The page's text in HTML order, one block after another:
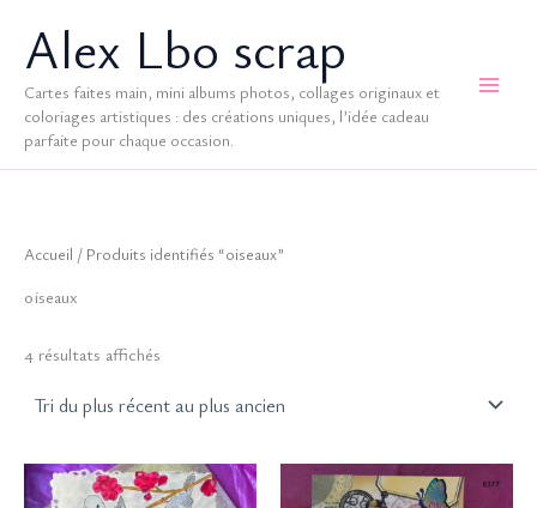
contenuAlex Lbo scrap
Cartes faites main, mini albums photos, collages originaux et
coloriages artistiques : des créations uniques, l’idée cadeau
parfaite pour chaque occasion.
Accueil / Produits identifiés “oiseaux”
oiseaux
4 résultats affichés
récent
au